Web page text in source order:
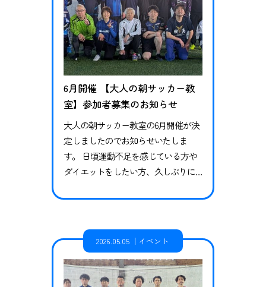
6月開催 【大人の朝サッカー教
室】参加者募集のお知らせ
大人の朝サッカー教室の6月開催が決
定しましたのでお知らせいたしま
す。 日頃運動不足を感じている方や
ダイエットをしたい方、久しぶりに
者の方も大歓迎です！一緒にサッカ
しょう！ぜひご参加ください！ 全日
程エンジョイクラスでの開催です。
サッカーを楽しみたい、上手になり
たい方のためにアドバイスを入れな
2026.05.05 イベント